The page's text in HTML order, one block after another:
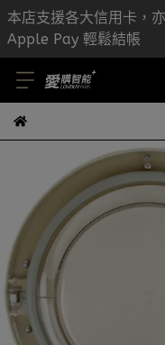
本店支援各大信用卡，
Apple Pay 輕鬆結帳